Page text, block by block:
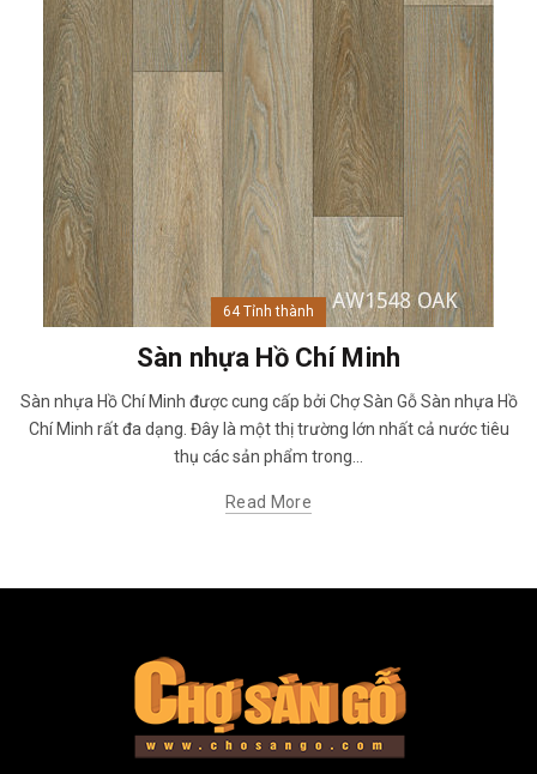
64 Tỉnh thành
Sàn nhựa Hồ Chí Minh
Sàn nhựa Hồ Chí Minh được cung cấp bởi Chợ Sàn Gỗ Sàn nhựa Hồ
Chí Minh rất đa dạng. Đây là một thị trường lớn nhất cả nước tiêu
thụ các sản phẩm trong...
Read More